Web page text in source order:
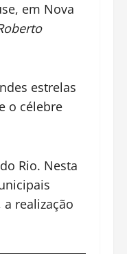
em Nova
estrelas
o célebre
Rio. Nesta
realização